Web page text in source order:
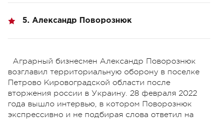
5. Александр Поворознюк
Аграрный бизнесмен Александр Поворознюк
возглавил территориальную оборону в поселке
Петрово Кировоградской области после
вторжения россии в Украину. 28 февраля 2022
года вышло интервью, в котором Поворознюк
экспрессивно и не подбирая слова ответил на